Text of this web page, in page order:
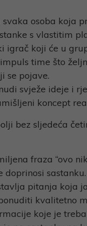
osoba koja
s vlastitim
igrač koji će u
time što
se pojave.
svježe ideje i
koncept
bez sljedeća
fraza “ovo
doprinosi sastanku.
pitanja koja
kvalitetno
koje je